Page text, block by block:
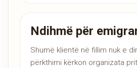
Ndihmë për
Shumë klientë në fillim nuk e
përkthimi kërkon organizata